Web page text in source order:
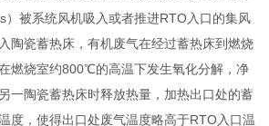
）被系统风机吸入或者推进RTO入口的集风
陶瓷蓄热床，有机废气在经过蓄热床到燃烧
燃烧室约800℃的高温下发生氧化分解，净
一陶瓷蓄热床时释放热量，加热出口处的蓄
度，使得出口处废气温度略高于RTO入口温